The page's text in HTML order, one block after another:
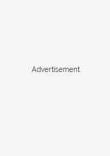
Advertisement